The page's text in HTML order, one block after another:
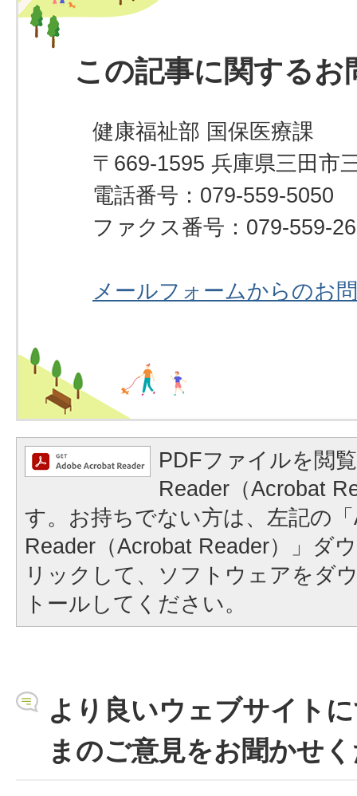
この記事に関するお
健康福祉部 国保医療課
〒669-1595 兵庫県三田市
電話番号：079-559-5050
ファクス番号：079-559-
メールフォームからのお
PDFファイルを閲
Reader（Acrobat
す。お持ちでない方は、左記の
Reader（Acrobat Reader）」ダ
リックして、ソフトウェアをダ
トールしてください。
より良いウェブサイト
まのご意見をお聞かせ